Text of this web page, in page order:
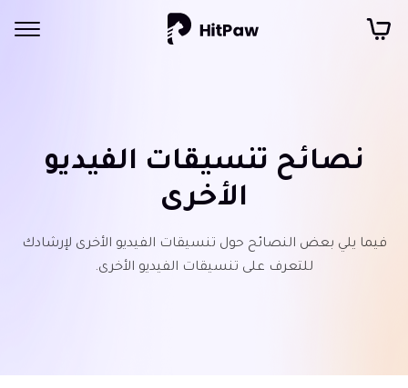
نصائح تنسيقات الفيديو
الأخرى
فيما يلي بعض النصائح حول تنسيقات الفيديو الأخرى لإرشادك
للتعرف على تنسيقات الفيديو الأخرى.